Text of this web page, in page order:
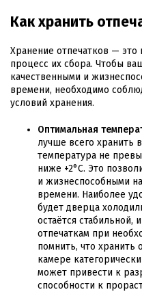
Как хранить
Хранение отпечатков —
процесс их сбора. Чтобы
качественными и
времени, необходимо
условий хранения.
Оптимальная
лучше всего хранить
температура не
ниже +2°C. Это
и жизнеспособными
времени. Наиболее
будет дверца
остаётся стабильной,
отпечаткам при
помнить, что хранить
камере
может привести к
способности к